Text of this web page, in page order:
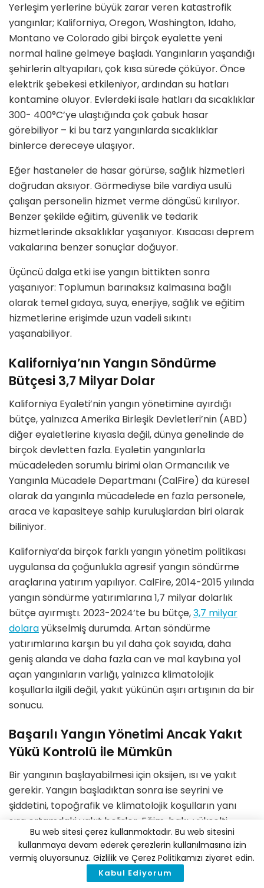
Yerleşim yerlerine büyük zarar veren katastrofik
yangınlar; Kaliforniya, Oregon, Washington, Idaho,
Montano ve Colorado gibi birçok eyalette yeni
normal haline gelmeye başladı. Yangınların yaşandığı
şehirlerin altyapıları, çok kısa süredeçöküyor. Önce
elektrik şebekesi etkileniyor, ardından su hatları
kontamine oluyor. Evlerdeki isale hatları da sıcaklıklar
300- 400°C’ye ulaştığında çokçabuk hasar
görebiliyor – ki bu tarz yangınlarda sıcaklıklar
binlerce dereceye ulaşıyor.
Eğer hastaneler de hasar görürse,sağlık hizmetleri
doğrudan aksıyor. Görmediyse bile vardiya usulü
çalışan personelin hizmet verme döngüsü kırılıyor.
Benzer şekilde eğitim, güvenlik ve tedarik
hizmetlerinde aksaklıklar yaşanıyor. Kısacası deprem
vakalarına benzer sonuçlar doğuyor.
Üçüncü dalga etki ise yangın bittikten sonra
yaşanıyor: Toplumun barınaksız kalmasına bağlı
olarak temel gıdaya, suya, enerjiye, sağlık ve eğitim
hizmetlerine erişimde uzun vadeli sıkıntı
yaşanabiliyor.
Kaliforniya’nın Yangın Söndürme
Bütçesi 3,7 Milyar Dolar
Kaliforniya Eyaleti’nin yangın yönetimine ayırdığı
bütçe, yalnızca Amerika Birleşik Devletleri’nin (ABD)
diğer eyaletlerine kıyasla değil, dünya genelinde de
birçok devletten fazla. Eyaletin yangınlarla
mücadeleden sorumlu birimi olan Ormancılık ve
Yangınla Mücadele Departmanı (CalFire) da küresel
olarak da yangınla mücadelede en fazla personele,
araca ve kapasiteye sahip kuruluşlardan biri olarak
biliniyor.
Kaliforniya’da birçok farklı yangın yönetim politikası
uygulansa da çoğunlukla agresif yangın söndürme
araçlarına yatırım yapılıyor. CalFire, 2014-2015 yılında
yangın söndürme yatırımlarına 1,7 milyar dolarlık
bütçe ayırmıştı. 2023-2024’te bu bütçe,3,7 milyar
dolarayükselmiş durumda. Artan söndürme
yatırımlarına karşın bu yıl daha çok sayıda, daha
geniş alanda ve daha fazla can ve mal kaybına yol
açan yangınların varlığı, yalnızca klimatolojik
koşullarla ilgili değil, yakıt yükünün aşırı artışının da bir
sonucu.
Başarılı Yangın Yönetimi Ancak Yakıt
Yükü Kontrolü ile Mümkün
Bir yangının başlayabilmesi için oksijen, ısı ve yakıt
gerekir. Yangın başladıktan sonra ise seyrini ve
şiddetini, topoğrafik ve klimatolojik koşulların yanı
sıra ortamdaki yakıt belirler. Eğim, bakı , yükselti,
rüzgar, hava nemi veya sıcaklık gibi topoğrafik ve
klimatolojik koşulları değiştirme imkanımız yok. Bu
nedenle başarılı yangın yönetimi ancak yakı t y
kontrolü ile mümkün.
Bu web sitesi çerez kullanmaktadır. Bu web sitesini
kullanmaya devam ederek çerezlerin kullanılmasına izin
vermiş oluyorsunuz. Gizlilik ve Çerez Politikamızı ziyaret edin.
Kabul Ediyorum